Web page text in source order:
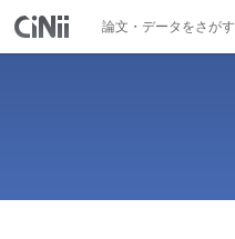
論文・データをさがす